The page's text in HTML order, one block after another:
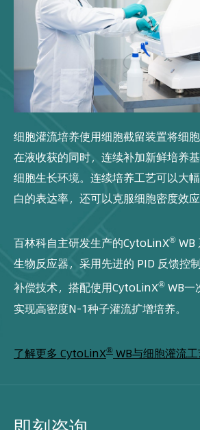
细胞灌流培养使用细胞截留装置将细胞
在液收获的同时，连续补加新鲜培养
细胞生长环境。连续培养工艺可以大
白的表达率，还可以克服细胞密度效
百林科自主研发生产的CytoLinX® WB
生物反应器，采用先进的 PID 反馈控
补偿技术，搭配使用CytoLinX® WB一
实现高密度N-1种子灌流扩增培养。
了解更多 CytoLinX® WB与细胞灌流